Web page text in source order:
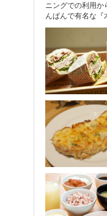
ニングでの利用
んぱんで有名な『